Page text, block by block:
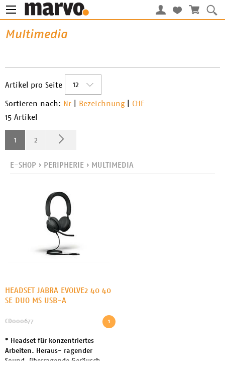
Multimedia
Artikel pro Seite 12
Sortieren nach: Nr Bezeichnung
CHF
15 Artikel
1 2
E-SHOP › PERIPHERIE › MULTIMEDIA
HEADSET JABRA EVOLVE2 40 40
SE DUO MS USB-A
1
CD000677
* Headset für konzentriertes
Arbeiten. Heraus- ragender
Sound, überragende Geräusch-